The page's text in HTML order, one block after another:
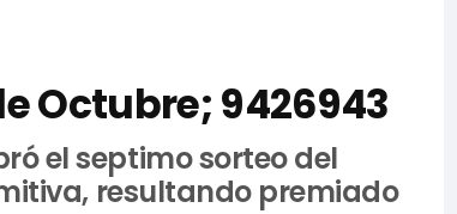
Octubre; 9426943
el septimo sorteo del
resultando premiado